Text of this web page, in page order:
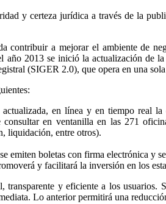
y certeza jurídica a través de la
contribuir a mejorar el ambiente de
2013 se inició la actualización de
(SIGER 2.0), que opera en una
en línea y en tiempo real
en ventanilla en las 271
liquidación, entre otros).
emiten boletas con firma electrónica y
y facilitará la inversión en los
y eficiente a los
Lo anterior permitirá una